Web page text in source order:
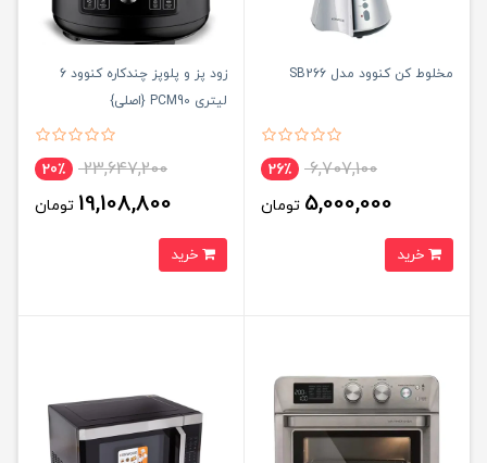
مخلوط کن کنوود مدل SB266
6,707,100 26٪
5,000,000 تومان
زود پز و پلوپز چندکاره کنوود 6
لیتری PCM90 {اصلی}
23,647,200 20٪
19,108,800 تومان